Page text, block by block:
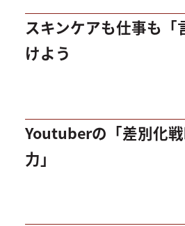
スキンケアも仕事も「
けよう
Youtuberの「差別化
力」